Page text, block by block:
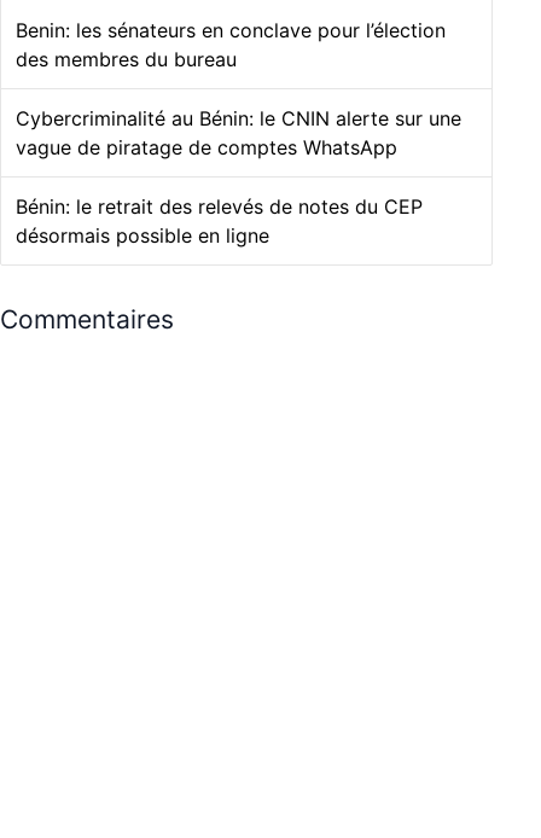
Benin: les sénateurs en conclave pour l’élection
des membres du bureau
Cybercriminalité au Bénin: le CNIN alerte sur une
vague de piratage de comptes WhatsApp
Bénin: le retrait des relevés de notes du CEP
désormais possible en ligne
Commentaires